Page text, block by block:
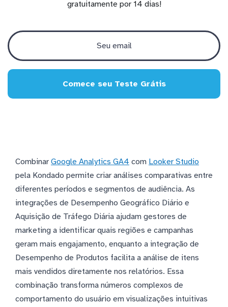
gratuitamente por 14 dias!
Comece seu Teste Grátis
Combinar Google Analytics GA4 com Looker Studio
pela Kondado permite criar análises comparativas entre
diferentes períodos e segmentos de audiência. As
integrações de Desempenho Geográfico Diário e
Aquisição de Tráfego Diária ajudam gestores de
marketing a identificar quais regiões e campanhas
geram mais engajamento, enquanto a integração de
Desempenho de Produtos facilita a análise de itens
mais vendidos diretamente nos relatórios. Essa
combinação transforma números complexos de
comportamento do usuário em visualizações intuitivas